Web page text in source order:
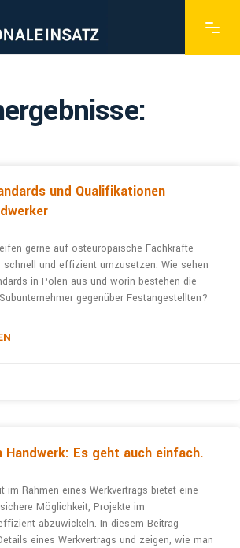
und Qualifi­kationen
gerne auf osteuro­päische Fachkräfte
schnell und effizient umzusetzen. Wie sehen
in Polen aus und worin bestehen die
gegenüber Festangestellten?
Handwerk: Es geht auch einfach.
im Rahmen eines Werkver­trags bietet eine
Mög­lichkeit, Projekte im
abzuwickeln. In diesem Beitrag
eines Werkvertrags und zeigen, wie man